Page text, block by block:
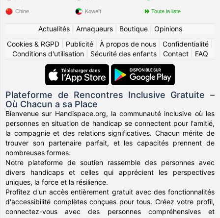
Chine Koweït Toute la liste
Actualités| Arnaqueurs| Boutique| Opinions
Cookies & RGPD
Publicité À propos de nous Confidentialité
Conditions d'utilisation| Sécurité des enfants| Contact| FAQ
Plateforme de Rencontres Inclusive Gratuite –
Où Chacun a sa Place
Bienvenue sur Handispace.org, la communauté inclusive où les
personnes en situation de handicap se connectent pour l'amitié,
la compagnie et des relations significatives. Chacun mérite de
trouver son partenaire parfait, et les capacités prennent de
nombreuses formes.
Notre plateforme de soutien rassemble des personnes avec
divers handicaps et celles qui apprécient les perspectives
uniques, la force et la résilience.
Profitez d'un accès entièrement gratuit avec des fonctionnalités
d'accessibilité complètes conçues pour tous. Créez votre profil,
connectez-vous avec des personnes compréhensives et